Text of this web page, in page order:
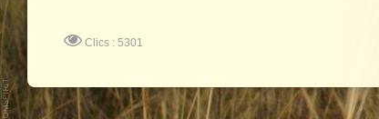
Clics : 5301